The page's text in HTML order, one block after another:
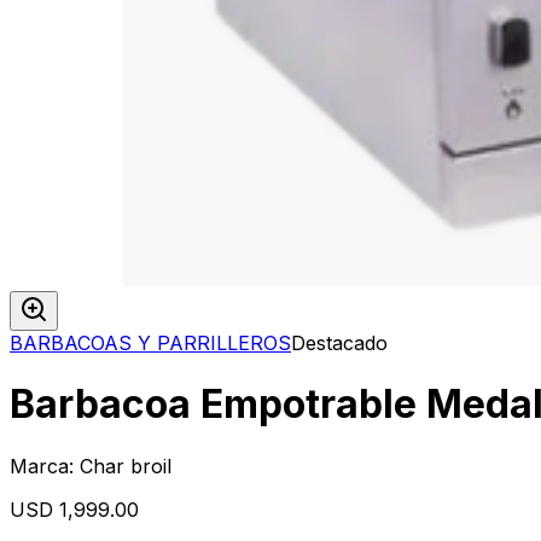
BARBACOAS Y PARRILLEROSDestacado
Barbacoa Empotrable
Marca: Char broil
USD 1,999.00